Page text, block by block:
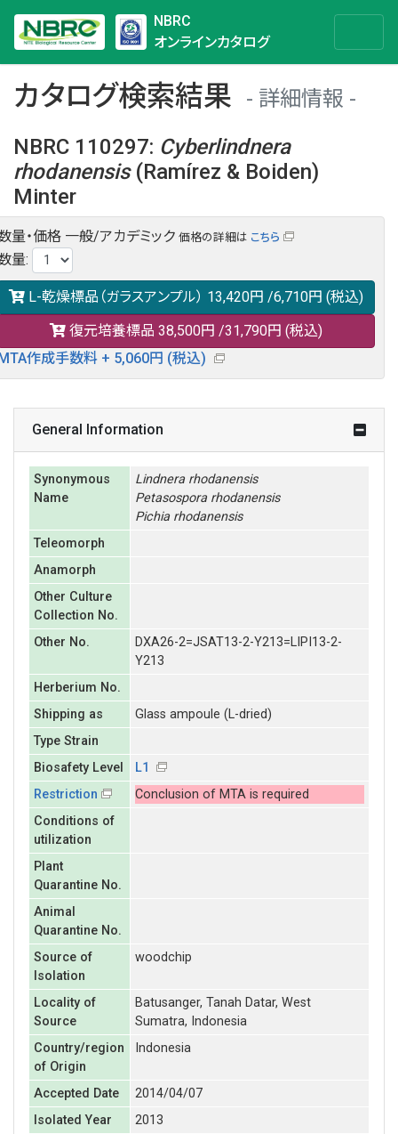
NBRC
オンラインカタログ
カタログ検索結果
詳細情報
NBRC 110297: Cyberlindnera
rhodanensis(Ramírez & Boiden)
Minter
NBRC 110297の情報や関連データは以下のバナー(DBRP)か
らご覧ください。
日本語での検索も可能です。
量・価格 一般/アカデミック 価格の詳細は こちら
量:
L-乾燥標品（ガラスアンプル） 13,420円 /6,710円 (税込)
復元培養標品 38,500円 /31,790円 (税込)
作成手数料 + 5,060円 (税込)
General Information
Synonymous
Name
Lindnera rhodanensis
Petasospora rhodanensis
Pichia rhodanensis
Teleomorph
Anamorph
Other Culture
Collection No.
Other No.
DXA26-2=JSAT13-2-Y213=LIPI13-2-
Y213
Herberium No.
Shipping as
Glass ampoule (L-dried)
Type Strain
Biosafety Level
L1
Restriction
Conclusion of MTA is required
Conditions of
utilization
Plant
Quarantine No.
Animal
Quarantine No.
Source of
Isolation
woodchip
Locality of
Source
Batusanger, Tanah Datar, West
Sumatra, Indonesia
Country/region
of Origin
Indonesia
Accepted Date
2014/04/07
Isolated Year
2013